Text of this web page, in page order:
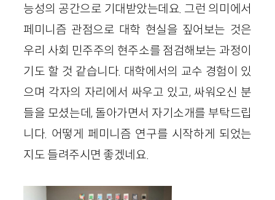
능성의 공간으로 기대받았는데요. 그런 의미에서
페미니즘 관점으로 대학 현실을 짚어보는 것은
우리 사회 민주주의 현주소를 점검해보는 과정이
기도 할 것 같습니다. 대학에서의 교수 경험이 있
으며 각자의 자리에서 싸우고 있고, 싸워오신 분
들을 모셨는데, 돌아가면서 자기소개를 부탁드립
니다. 어떻게 페미니즘 연구를 시작하게 되었는
지도 들려주시면 좋겠네요.